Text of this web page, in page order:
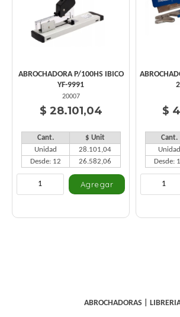
ABROCHADORA P/100HS IBICO
YF-9991
20007
$ 28.101,04
Cant.
$ Unit
Unidad
28.101,04
Desde: 12
26.582,06
$
Cant.
Unidad
Desde:
ABROCHADORAS